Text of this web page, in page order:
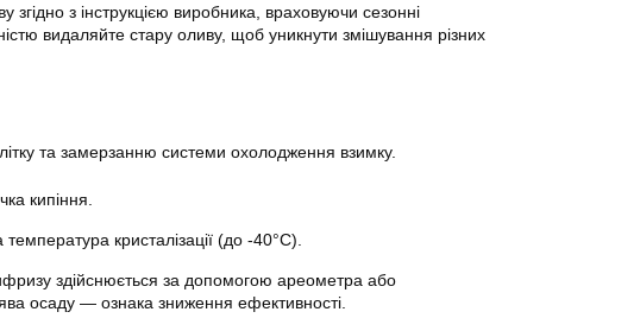
згідно з інструкцією виробника, враховуючи сезонні
видаляйте стару оливу, щоб уникнути змішування різних
та замерзанню системи охолодження взимку.
кипіння.
кристалізації (до -40°C).
здійснюється за допомогою ареометра або
осаду — ознака зниження ефективності.